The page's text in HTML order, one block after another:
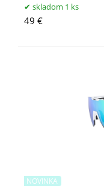
skladom 1 ks
49 €
NOVINKA